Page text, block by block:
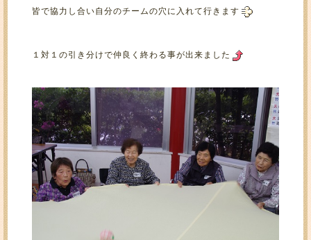
皆で協力し合い自分のチームの穴に入れて行きます
１対１の引き分けで仲良く終わる事が出来ました